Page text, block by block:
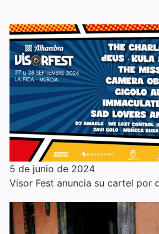
5 de junio de 2024
Visor Fest anuncia su cartel por